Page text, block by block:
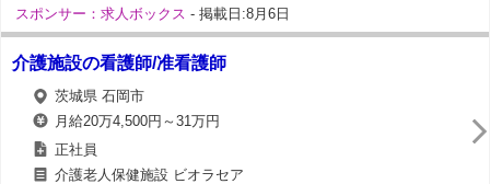
スポンサー：求人ボックス - 掲載日:8月6日
介護施設の看護師/准看護師
茨城県 石岡市
月給20万4,500円～31万円
正社員
介護老人保健施設 ビオラセア